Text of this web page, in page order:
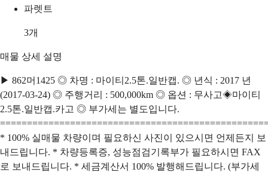
파렛트
3개
매물 상세 설명
▶ 862머1425 ◎ 차명 : 마이티2.5톤.일반캡. ◎ 년식 : 2017 년
(2017-03-24) ◎ 주행거리 : 500,000km ◎ 옵션 : 무사고◈마이티
2.5톤.일반캡.카고 ◎ 부가세는 별도입니다.
* 100% 실매물 차량이며 필요하신 사진이 있으시면 언제든지 보
내드립니다. * 차량등록증, 성능점검기록부가 필요하시면 FAX
로 보내드립니다. * 세금계산서 100% 발행해드립니다. (부가세